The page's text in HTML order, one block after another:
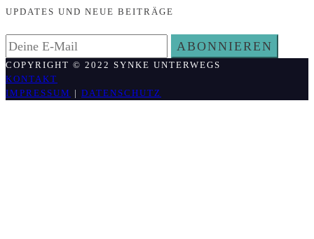
UPDATES UND NEUE BEITRÄGE
COPYRIGHT © 2022 SYNKE UNTERWEGS
KONTAKT
IMPRESSUM
| DATENSCHUTZ